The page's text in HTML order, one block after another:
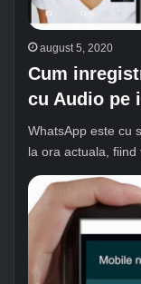
august 5, 2020
Cum
cu Audio pe
WhatsApp este cu
la ora actuala,